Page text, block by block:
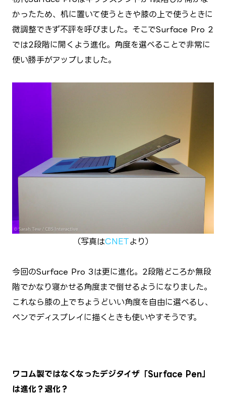
かったため、机に置いて使うときや膝の上で使うときに
微調整できず不評を呼びました。そこでSurface Pro 2
では2段階に開くよう進化。角度を選べることで非常に
使い勝手がアップしました。
（写真はCNETより）
今回のSurface Pro 3は更に進化。2段階どころか無段
階でかなり寝かせる角度まで倒せるようになりました。
これなら膝の上でちょうどいい角度を自由に選べるし、
ペンでディスプレイに描くときも使いやすそうです。
ワコム製ではなくなったデジタイザ「Surface Pen」
は進化？退化？